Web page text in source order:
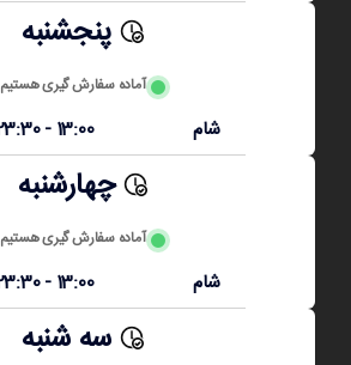
پنجشنبه
آماده سفارش گیری هستیم
شام 13:00 - 23:30
چهارشنبه
آماده سفارش گیری هستیم
شام 13:00 - 23:30
سه شنبه